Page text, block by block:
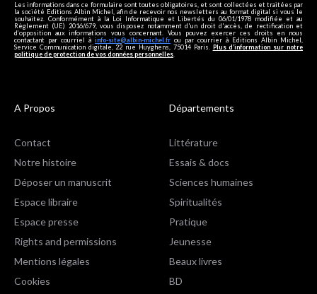
Les informations dans ce formulaire sont toutes obligatoires, et sont collectées et traitées par
la société Editions Albin Michel, afin de recevoir nos newsletters au format digital si vous le
souhaitez. Conformément à la Loi Informatique et Libertés du 06/01/1978 modifiée et au
Règlement (UE) 2016/679, vous disposez notamment d'un droit d'accès, de rectification et
d’opposition aux informations vous concernant. Vous pouvez exercer ces droits en nous
contactant par courriel à info-site@albin-michel.fr ou par courrier à Editions Albin Michel,
Service Communication digitale, 22 rue Huyghens, 75014 Paris. Plus d’information sur notre
politique de protection de vos données personnelles
A Propos
Contact
Notre histoire
Déposer un manuscrit
Espace libraire
Espace presse
Rights and permissions
Mentions légales
Cookies
Départements
Littérature
Essais & docs
Sciences humaines
Spiritualités
Pratique
Jeunesse
Beaux livres
BD